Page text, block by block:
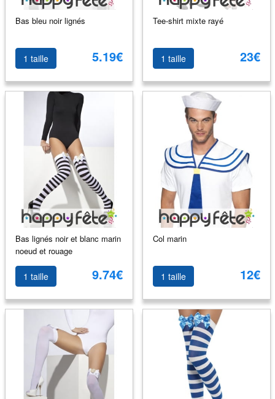
Bas bleu noir lignés
1 taille 5.19€
Tee-shirt mixte rayé
1 taille 23€
Bas lignés noir et blanc marin
noeud et rouage
1 taille 9.74€
Col marin
1 taille 12€